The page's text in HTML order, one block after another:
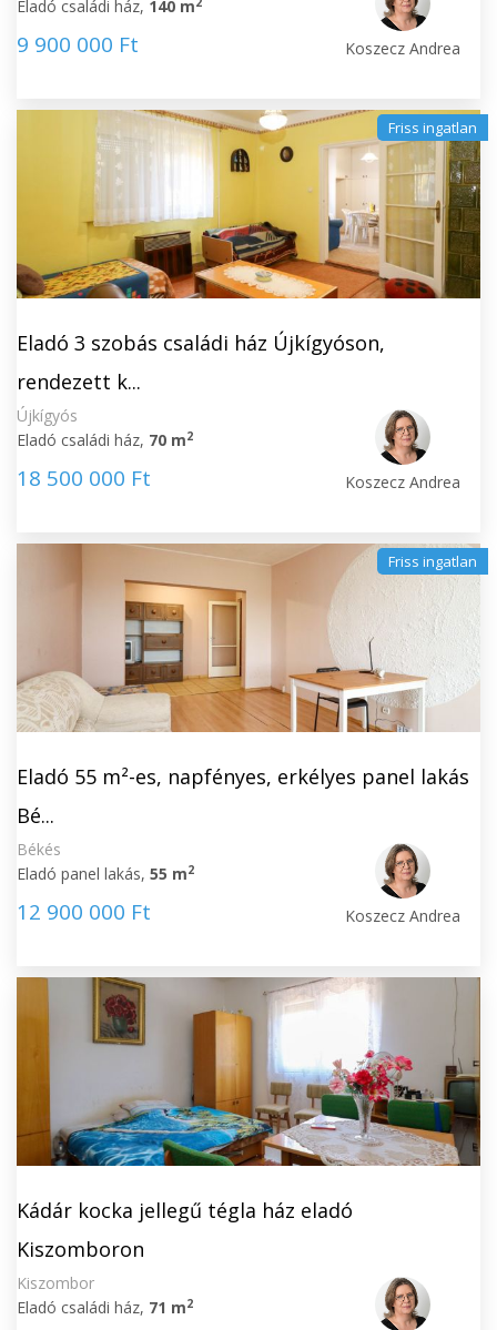
Eladó családi ház, 140 m
9 900 000 Ft Koszecz Andrea
Friss ingatlan
Eladó 3 szobás családi ház Újkígyóson,
rendezett k...
Újkígyós
Eladó családi ház, 70 m2
18 500 000 Ft Koszecz Andrea
Friss ingatlan
Eladó 55 m²-es, napfényes, erkélyes panel lakás
Bé...
Békés
Eladó panel lakás, 55 m2
12 900 000 Ft Koszecz Andrea
Kádár kocka jellegű tégla ház eladó
Kiszomboron
Kiszombor
Eladó családi ház, 71 m2